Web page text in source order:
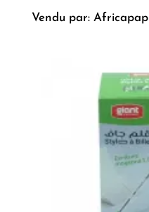
Vendu par: Africapap